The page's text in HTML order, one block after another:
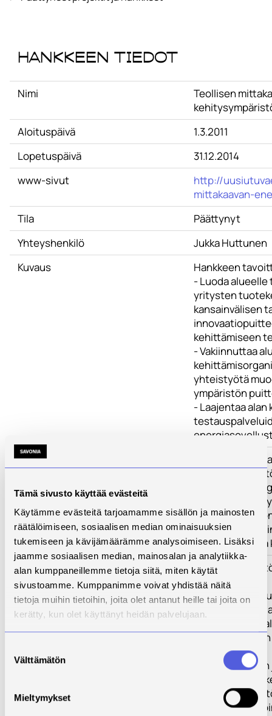
Tämä sivusto käyttää evästeitä
Käytämme evästeitä tarjoamamme sisällön ja mainosten
räätälöimiseen, sosiaalisen median ominaisuuksien
tukemiseen ja kävijämäärämme analysoimiseen. Lisäksi
jaamme sosiaalisen median, mainosalan ja analytiikka-
alan kumppaneillemme tietoja siitä, miten käytät
sivustoamme. Kumppanimme voivat yhdistää näitä
tietoja muihin tietoihin, joita olet antanut heille tai joita on
kerätty, kun olet käyttänyt heidän palvelujaan.
valinta
Välttämätön
Mieltymykset
Hankkeen tiedot
Nimi
Teollisen
Aloituspäivä
1.3.2011
Lopetuspäivä
31.12.2014
www-sivut
http://
mittakaavan-
Tila
Päättynyt
Yhteyshenkilö
Jukka Huttunen
Kuvaus
Hankkeen
- Luoda
yritysten
kansainvälisen
kehittämiseen
- Vakiinnuttaa
yhteistyötä
ympäristön
- Laajentaa
Kehittämistarve
Teollisen
Varkauden
Tarkoituksena
tutkimukseen ja
Toimenpiteet
Uuden
täsmennys.
Esiselvitykset
sijoittamisesta
laitteistojen
Suunnittelutyön
tarkentaminen.
Laitteistojen
tarjonnan